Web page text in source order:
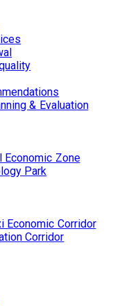
& Evaluation
Economic Zone
Park
Economic Corridor
Corridor